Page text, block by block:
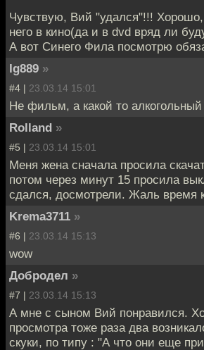
Чувствую, Вий "удался"!!!
него в кино(да и в dvd вряд ли
А вот Синего Фила посмотрю
Ig889 »
#4 | 23.03.14 15:01
Не фильм, а какой то
Rolland »
#5 | 23.03.14 15:01
Меня жена сначала просила
потом через минут 15 просила
сдался, досмотрели. Жаль время
Krema3711 »
#6 | 23.03.14 15:13
wow
Добродел »
#7 | 23.03.14 15:13
А мне с сыном Вий понравился.
просмотра тоже раза два
скуки, по типу : "А что они еще